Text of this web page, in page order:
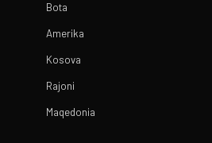
Bota
Amerika
Kosova
Rajoni
Maqedonia